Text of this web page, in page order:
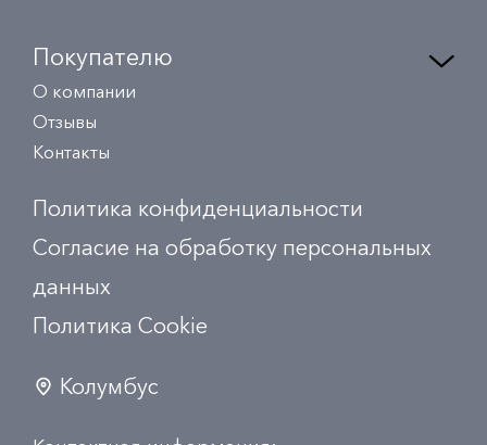
Покупателю
О компании
Отзывы
Контакты
Политика конфиденциальности
Согласие на обработку персональных
данных
Политика Сookie
Колумбус